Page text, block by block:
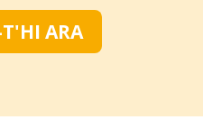
ARA